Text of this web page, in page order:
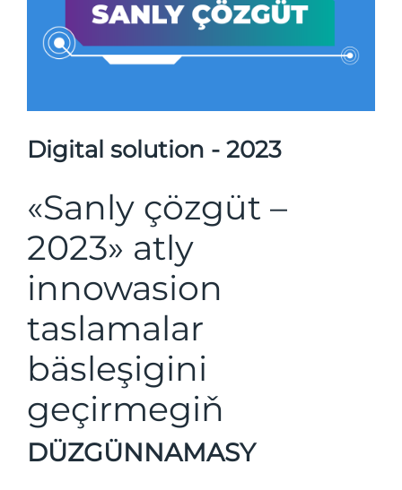
Digital solution - 2023
«Sanly çözgüt –
2023» atly
innowasion
taslamalar
bäsleşigini
geçirmegiň
DÜZGÜNNAMASY